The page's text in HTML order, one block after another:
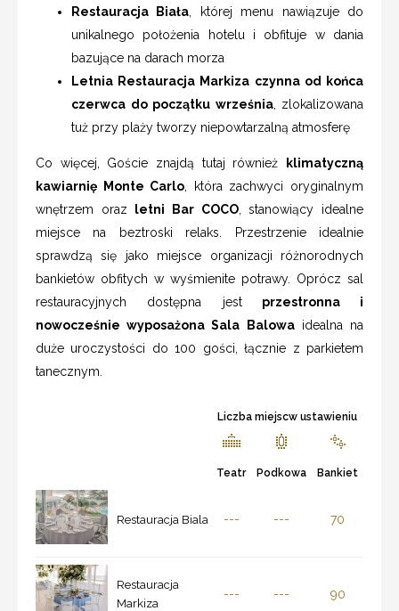
Restauracja Biała , której menu nawiązuje do
unikalnego położenia hotelu i obfituje w dania
bazujące na darach morza
Letnia Restauracja Markiza czynna od końca
czerwca do początku września, zlokalizowana
tuż przy plaży tworzy niepowtarzalną atmosferę
Co więcej, Goście znajdą tutaj również
klimatyczną
kawiarnię Monte Carlo , która zachwyci oryginalnym
wnętrzem oraz
letni Bar COCO, stanowiący idealne
miejsce na beztroski relaks. Przestrzenie idealnie
sprawdzą się jako miejsce organizacji różnorodnych
bankietów obfitych w wyśmienite potrawy. Oprócz sal
restauracyjnych dostępna jestprzestronna i
nowocześnie wyposażona Sala Balowaidealna na
duże uroczystości do 100 gości, łącznie z parkietem
tanecznym.
Liczba miejscw ustawieniu
Teatr Podkowa Bankiet
Restauracja Biala --- --- 70
Restauracja
Markiza
--- --- 90